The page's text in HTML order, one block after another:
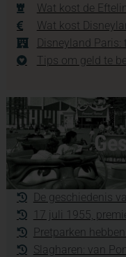
Wat kost de
Wat kost
Disneyland
Tips om geld te
De geschiedenis
17 juli 1955,
Pretparken
Slagharen: van